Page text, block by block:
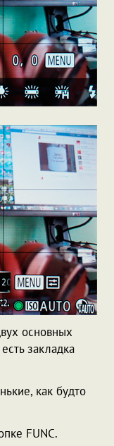
основных
закладка
как будто
FUNC.